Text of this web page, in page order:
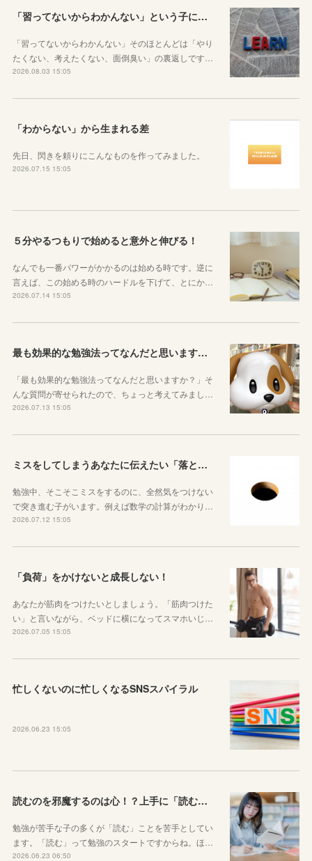
「習ってないからわかんない」という子に伝えたい、勉強しようと思ったらその方法はいくらでもあるということ
「習ってないからわかんない」そのほとんどは「やり
たくない、考えたくない、面倒臭い」の裏返しです…
2026.08.03 15:05
「わからない」から生まれる差
先日、閃きを頼りにこんなものを作ってみました。
2026.07.15 15:05
５分やるつもりで始めると意外と伸びる！
なんでも一番パワーがかかるのは始める時です。逆に
言えば、この始める時のハードルを下げて、とにか…
2026.07.14 15:05
最も効果的な勉強法ってなんだと思いますか？
「最も効果的な勉強法ってなんだと思いますか？」そ
んな質問が寄せられたので、ちょっと考えてみまし…
2026.07.13 15:05
ミスをしてしまうあなたに伝えたい「落とし穴がある道は早歩きしない」ということ
勉強中、そこそこミスをするのに、全然気をつけない
で突き進む子がいます。例えば数学の計算がわかり…
2026.07.12 15:05
「負荷」をかけないと成長しない！
あなたが筋肉をつけたいとしましょう。「筋肉つけた
い」と言いながら、ベッドに横になってスマホいじ…
2026.07.05 15:05
忙しくないのに忙しくなるSNSスパイラル
2026.06.23 15:05
読むのを邪魔するのは心！？上手に「読む」ための気持ちの対処法
勉強が苦手な子の多くが「読む」ことを苦手としてい
ます。「読む」って勉強のスタートですからね。ほ…
2026.06.23 06:50